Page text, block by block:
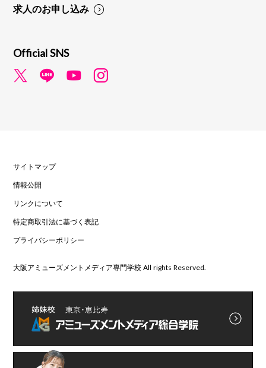
求人のお申し込み
Official SNS
サイトマップ
情報公開
リンクについて
特定商取引法に基づく表記
プライバシーポリシー
大阪アミューズメントメディア専門学校 All rights Reserved.